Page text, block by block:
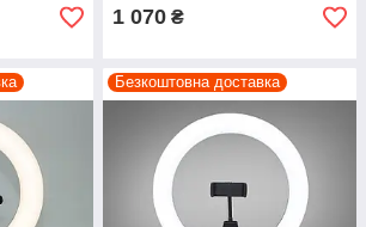
1 070 ₴
Безкоштовна доставка